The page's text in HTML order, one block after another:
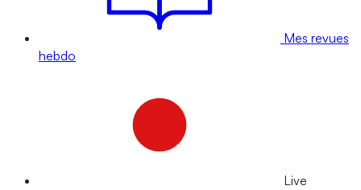
Mes revues
hebdo
Live